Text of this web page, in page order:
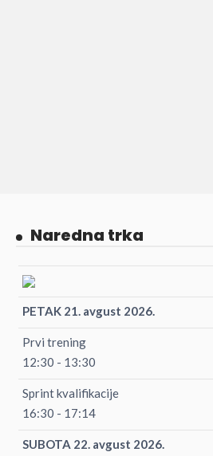
Naredna trka
PETAK 21. avgust 2026.
Prvi trening
12:30 - 13:30
Sprint kvalifikacije
16:30 - 17:14
SUBOTA 22. avgust 2026.